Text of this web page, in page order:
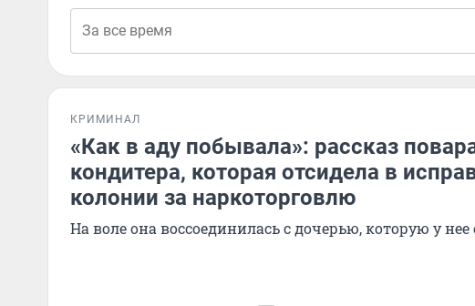
КРИМИНАЛ
«Как в аду побывала»: рассказ
кондитера, которая отсидела в
колонии за наркоторговлю
На воле она воссоединилась с дочерью, которую у нее